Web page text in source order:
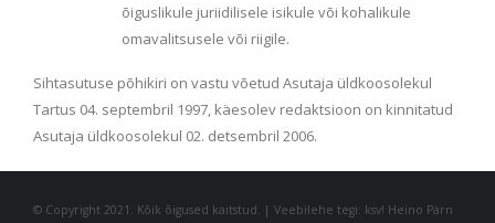
õiguslikule juriidilisele isikule või kohalikule
omavalitsusele või riigile.
Sihtasutuse põhikiri on vastu võetud Asutaja üldkoosolekul
Tartus 04. septembril 1997, käesolev redaktsioon on kinnitatud
Asutaja üldkoosolekul 02. detsembril 2006.
© Copyright 2021. Kõik õigused kaitstud. | Veebilehe tegi: ksv! Heino Pärn